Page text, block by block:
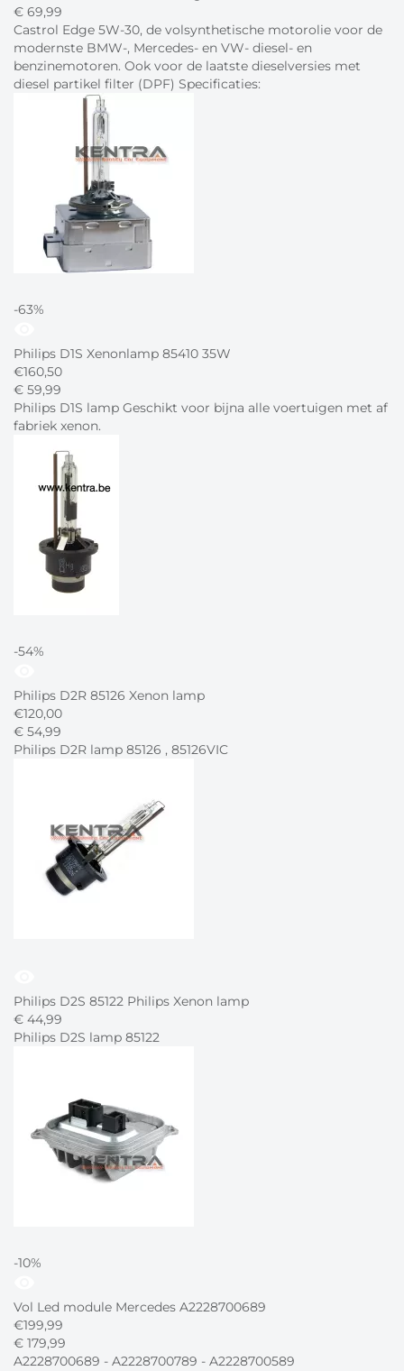
€ 69,99
Castrol Edge 5W-30, de volsynthetische motorolie voor de
modernste BMW-, Mercedes- en VW- diesel- en
benzinemotoren. Ook voor de laatste dieselversies met
diesel partikel filter (DPF) Specificaties:
-63%
Philips D1S Xenonlamp 85410 35W
€160,50
€ 59,99
Philips D1S lamp Geschikt voor bijna alle voertuigen met af
fabriek xenon.
-54%
Philips D2R 85126 Xenon lamp
€120,00
€ 54,99
Philips D2R lamp 85126 , 85126VIC
Philips D2S 85122 Philips Xenon lamp
€ 44,99
Philips D2S lamp 85122
-10%
Vol Led module Mercedes A2228700689
€199,99
€ 179,99
A2228700689 - A2228700789 - A2228700589